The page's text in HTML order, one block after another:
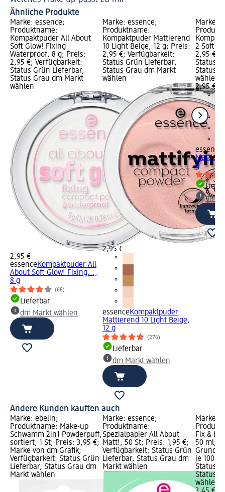
Ähnliche Produkte
Marke: essence;
Produktname:
Kompaktpuder All About
Soft Glow! Fixing
Waterproof, 8 g; Preis:
2,95 €; Verfügbarkeit:
Status Grün Lieferbar,
Status Grau dm Markt
wählen
2,95 €
essenceKompaktpuder All
About Soft Glow! Fixing...,
8 g
(68)
Lieferbar
dm Markt wählen
Marke: essence;
Produktname:
Kompaktpuder Mattierend
10 Light Beige, 12 g; Preis:
2,95 €; Verfügbarkeit:
Status Grün Lieferbar,
Status Grau dm Markt
wählen
2,95 €
essenceKompaktpuder
Mattierend 10 Light Beige,
12 g
(276)
Lieferbar
dm Markt wählen
Marke:
2 Soft
2,95 €;
Status
Status
wählen
2,95 €
essence
g
dm
Andere Kunden kauften auch
Marke: ebelin;
Produktname: Make-up
Schwamm 2in1 Powderpuff,
sortiert, 1 St; Preis: 3,95 €;
Marke von dm Grafik;
Verfügbarkeit: Status Grün
Lieferbar, Status Grau dm
Markt wählen
Marke: essence;
Produktname:
Spezialpapier All About
Matt!, 50 St; Preis: 1,95 €;
Verfügbarkeit: Status Grün
Lieferbar, Status Grau dm
Markt wählen
Marke:
Fix &
50 ml;
je 100
Status
Status
wählen